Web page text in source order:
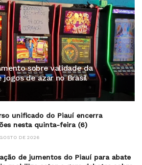
sobre validade da
jogos de azar no Brasil
unificado do Piauí encerra
nesta quinta-feira (6)
DE 2026
de jumentos do Piauí para abate